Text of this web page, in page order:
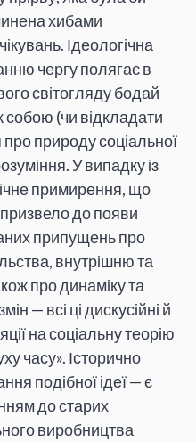
хибами
Ідеологічна
чергу полягає в
світогляду бодай
(чи відкладати
природу соціальної
У випадку із
примирення, що
до появи
припущень про
внутрішню та
про динаміку та
— всі ці дискусійні й
на соціальну теорію
часу». Історично
подібної ідеї — є
до старих
виробництва